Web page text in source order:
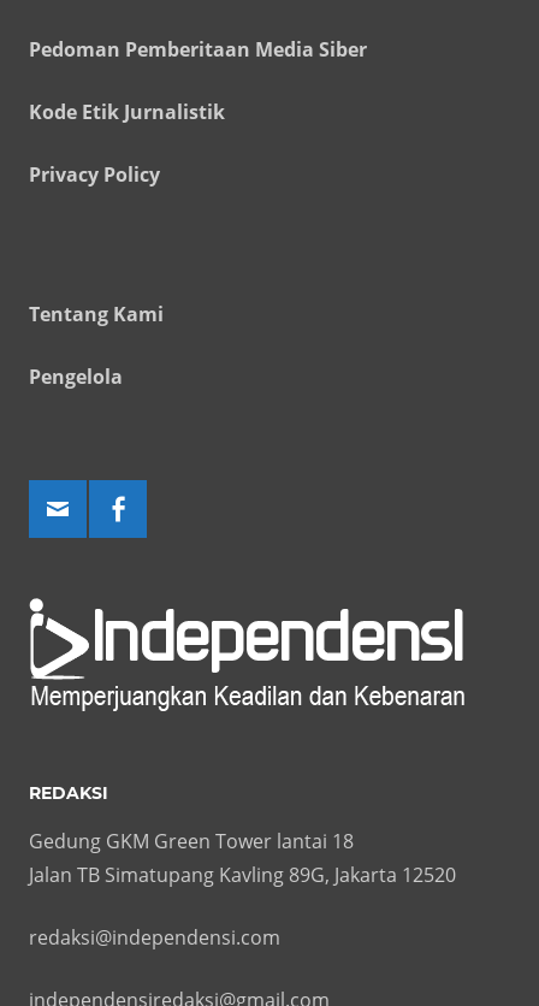
Pedoman Pemberitaan Media Siber
Kode Etik Jurnalistik
Privacy Policy
Tentang Kami
Pengelola
REDAKSI
Gedung GKM Green Tower lantai 18
Jalan TB Simatupang Kavling 89G, Jakarta 12520
redaksi@independensi.com
independensiredaksi@gmail.com